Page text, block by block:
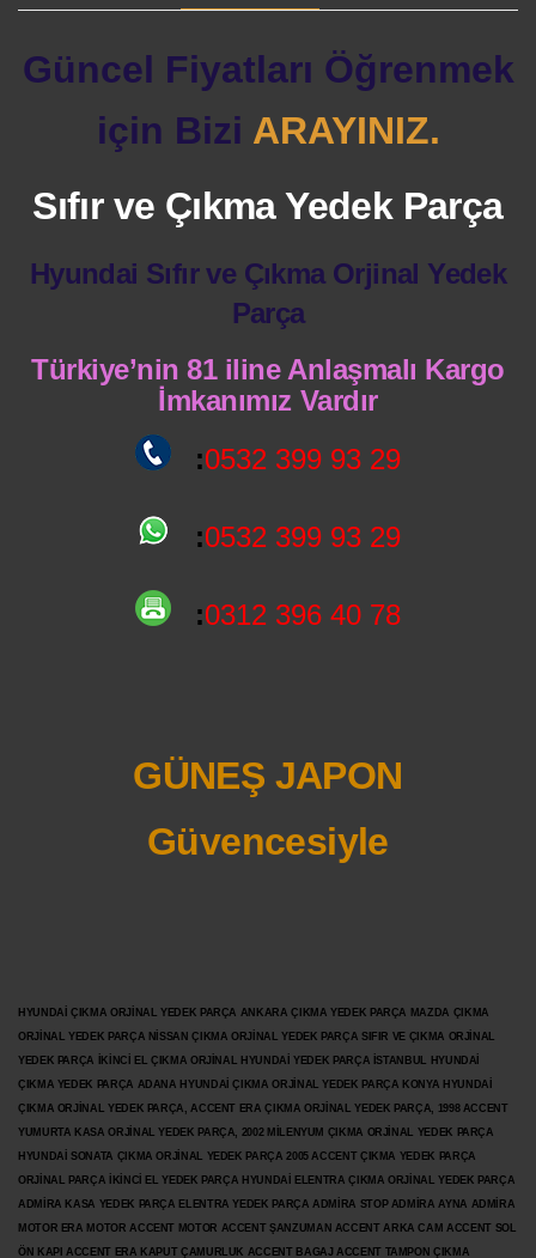
Güncel Fiyatları Öğrenmek
için Bizi ARAYINIZ.
Sıfır ve Çıkma Yedek Parça
Hyundai Sıfır ve Çıkma Orjinal Yedek
Parça
Türkiye’nin 81 iline Anlaşmalı Kargo
İmkanımız Vardır
:0532 399 93 29
:0532 399 93 29
:0312 396 40 78
GÜNEŞ JAPON
Güvencesiyle
HYUNDAİ ÇIKMA ORJİNAL YEDEK PARÇA ANKARA ÇIKMA YEDEK PARÇA MAZDA ÇIKMA
ORJİNAL YEDEK PARÇA NİSSAN ÇIKMA ORJİNAL YEDEK PARÇA SIFIR VE ÇIKMA ORJİNAL
YEDEK PARÇA İKİNCİ EL ÇIKMA ORJİNAL HYUNDAİ YEDEK PARÇA İSTANBUL HYUNDAİ
ÇIKMA YEDEK PARÇA ADANA HYUNDAİ ÇIKMA ORJİNAL YEDEK PARÇA KONYA HYUNDAİ
ÇIKMA ORJİNAL YEDEK PARÇA, ACCENT ERA ÇIKMA ORJİNAL YEDEK PARÇA, 1998 ACCENT
YUMURTA KASA ORJİNAL YEDEK PARÇA, 2002 MİLENYUM ÇIKMA ORJİNAL YEDEK PARÇA
HYUNDAİ SONATA ÇIKMA ORJİNAL YEDEK PARÇA 2005 ACCENT ÇIKMA YEDEK PARÇA
ORJİNAL PARÇA İKİNCİ EL YEDEK PARÇA HYUNDAİ ELENTRA ÇIKMA ORJİNAL YEDEK PARÇA
ADMİRA KASA YEDEK PARÇA ELENTRA YEDEK PARÇA ADMİRA STOP ADMİRA AYNA ADMİRA
MOTOR ERA MOTOR ACCENT MOTOR ACCENT ŞANZUMAN ACCENT ARKA CAM ACCENT SOL
ÖN KAPI ACCENT ERA KAPUT ÇAMURLUK ACCENT BAGAJ ACCENT TAMPON ÇIKMA